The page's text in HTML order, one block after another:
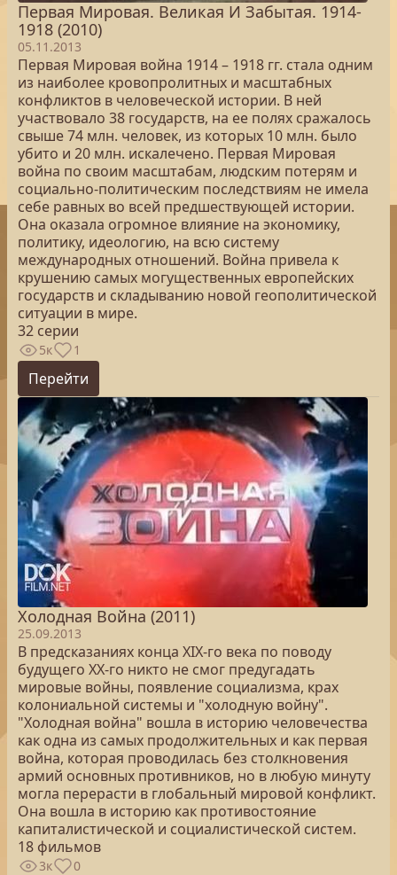
Первая Мировая. Великая И Забытая. 1914-
1918 (2010)
05.11.2013
Первая Мировая война 1914 – 1918 гг. стала одним
из наиболее кровопролитных и масштабных
конфликтов в человеческой истории. В ней
участвовало 38 государств, на ее полях сражалось
свыше 74 млн. человек, из которых 10 млн. было
убито и 20 млн. искалечено. Первая Мировая
война по своим масштабам, людским потерям и
социально-политическим последствиям не имела
себе равных во всей предшествующей истории.
Она оказала огромное влияние на экономику,
политику, идеологию, на всю систему
международных отношений. Война привела к
крушению самых могущественных европейских
государств и складыванию новой геополитической
ситуации в мире.
32 серии
5к 1
Перейти
Холодная Война (2011)
25.09.2013
В предсказаниях конца XIX-го века по поводу
будущего XX-го никто не смог предугадать
мировые войны, появление социализма, крах
колониальной системы и "холодную войну".
"Холодная война" вошла в историю человечества
как одна из самых продолжительных и как первая
война, которая проводилась без столкновения
армий основных противников, но в любую минуту
могла перерасти в глобальный мировой конфликт.
Она вошла в историю как противостояние
капиталистической и социалистической систем.
18 фильмов
3к 0